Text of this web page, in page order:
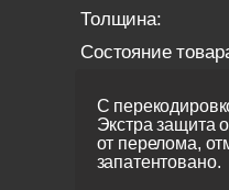
Толщина:
Состояние
С
Экстра защита
от перелома,
запатентовано.